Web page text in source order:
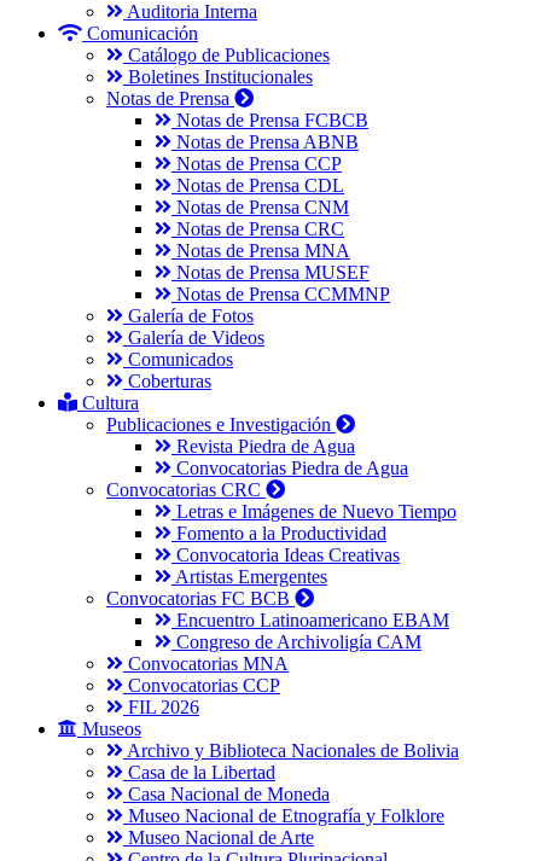
Auditoria Interna
Comunicación
Catálogo de Publicaciones
Boletines Institucionales
Notas de Prensa
Notas de Prensa FCBCB
Notas de Prensa ABNB
Notas de Prensa CCP
Notas de Prensa CDL
Notas de Prensa CNM
Notas de Prensa CRC
Notas de Prensa MNA
Notas de Prensa MUSEF
Notas de Prensa CCMMNP
Galería de Fotos
Galería de Videos
Comunicados
Coberturas
Cultura
Publicaciones e Investigación
Revista Piedra de Agua
Convocatorias Piedra de Agua
Convocatorias CRC
Letras e Imágenes de Nuevo Tiempo
Fomento a la Productividad
Convocatoria Ideas Creativas
Artistas Emergentes
Convocatorias FC BCB
Encuentro Latinoamericano EBAM
Congreso de Archivoligía CAM
Convocatorias MNA
Convocatorias CCP
FIL 2026
Museos
Archivo y Biblioteca Nacionales de Bolivia
Casa de la Libertad
Casa Nacional de Moneda
Museo Nacional de Etnografía y Folklore
Museo Nacional de Arte